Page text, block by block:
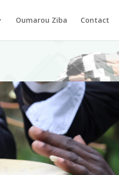
Oumarou Ziba Contact